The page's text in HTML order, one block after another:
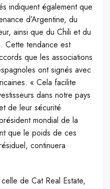
indiquent également que
d’Argentine, du
ainsi que du Chili et du
Cette tendance est
que les associations
ont signés avec
« Cela facilite
dans notre pays
de leur sécurité
mondial de la
que le poids de ces
continuera
de Cat Real Estate,